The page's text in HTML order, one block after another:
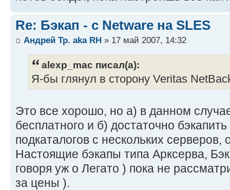
Re: Бэкап - с Netware на SLES
Андрей Тр. aka RH » 17 май 2007, 14:32
alexp_mac писал(а):
Я-бы глянул в сторону Veritas
Это все хорошо, но а) в данном
бесплатного и б) достаточно
подкаталогов с нескольких
Настоящие бэкапы типа Арксерва,
говоря уж о Легато ) пока не
за цены ).